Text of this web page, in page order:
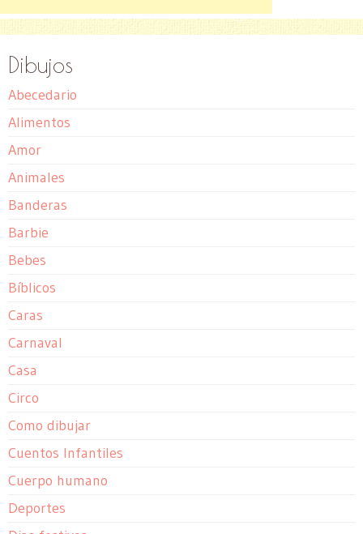
Dibujos
Abecedario
Alimentos
Amor
Animales
Banderas
Barbie
Bebes
Bíblicos
Caras
Carnaval
Casa
Circo
Como dibujar
Cuentos Infantiles
Cuerpo humano
Deportes